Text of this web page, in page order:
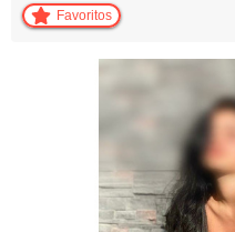
Favoritos